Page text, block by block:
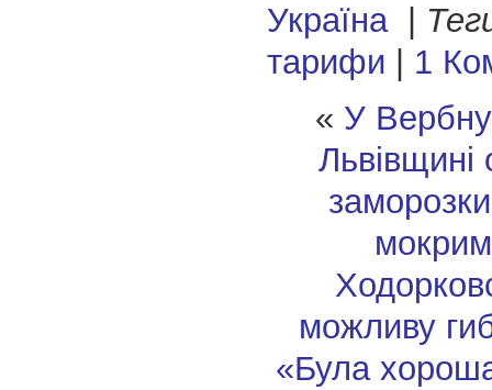
Україна|
тарифи
1
« У
Львівщині
можливу
«Була